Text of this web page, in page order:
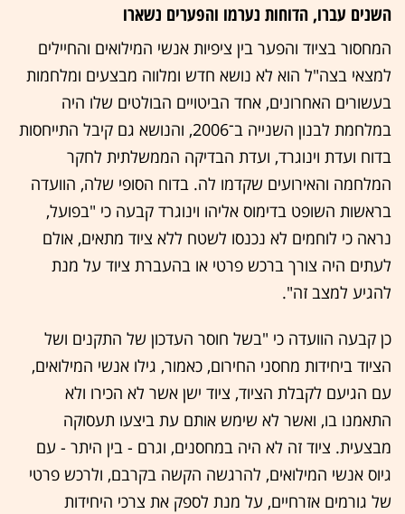
השנים עברו, הדוחות נערמו והפערים נשארו
המחסור בציוד והפער בין ציפיות אנשי המילואים והחיילים
למצאי בצה"ל הוא לא נושא חדש ומלווה מבצעים ומלחמות
בעשורים האחרונים, אחד הביטויים הבולטים שלו היה
במלחמת לבנון השנייה ב־2006, והנושא גם קיבל התייחסות
בדוח ועדת וינוגרד, ועדת הבדיקה הממשלתית לחקר
המלחמה והאירועים שקדמו לה. בדוח הסופי שלה, הוועדה
בראשות השופט בדימוס אליהו וינוגרד קבעה כי "בפועל,
נראה כי לוחמים לא נכנסו לשטח ללא ציוד מתאים, אולם
לעתים היה צורך ברכש פרטי או בהעברת ציוד על מנת
להגיע למצב זה".
כן קבעה הוועדה כי "בשל חוסר העדכון של התקנים ושל
הציוד ביחידות מחסני החירום, כאמור, גילו אנשי המילואים,
עם הגיעם לקבלת הציוד, ציוד ישן אשר לא הכירו ולא
התאמנו בו, ואשר לא שימש אותם עת ביצעו תעסוקה
מבצעית. ציוד זה לא היה במחסנים, וגרם - בין היתר - עם
גיוס אנשי המילואים, להרגשה הקשה בקרבם, ולרכש פרטי
של גורמים אזרחיים, על מנת לספק את צרכי היחידות